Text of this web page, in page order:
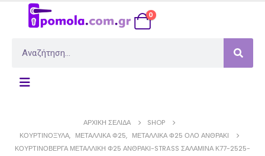
0
ΑΡΧΙΚΉ ΣΕΛΊΔΑ
SHOP
ΚΟΥΡΤΙΝΌΞΥΛΑ, ΜΕΤΑΛΛΙΚΆ Φ25, ΜΕΤΑΛΛΙΚΆ Φ25 ΟΛΟ ΑΝΘΡΑΚΊ
ΚΟΥΡΤΙΝΌΒΕΡΓΑ ΜΕΤΑΛΛΙΚΉ Φ25 ΑΝΘΡΑΚΊ-STRASS ΣΑΛΑΜΊΝΑ Κ77-2525-